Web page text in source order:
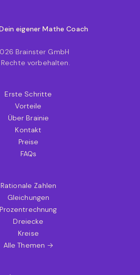
eigener Mathe Coach
Brainster GmbH
vorbehalten.
Erste Schritte
Vorteile
Über Brainie
Kontakt
Preise
FAQs
Rationale Zahlen
Gleichungen
Prozentrechnung
Dreiecke
Kreise
Alle Themen →